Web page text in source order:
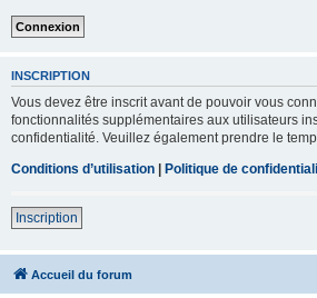
INSCRIPTION
Vous devez être inscrit avant de pouvoir vous
fonctionnalités supplémentaires aux utilisateurs
confidentialité. Veuillez également prendre le
Conditions d’utilisation | Politique de
Inscription
Accueil du forum